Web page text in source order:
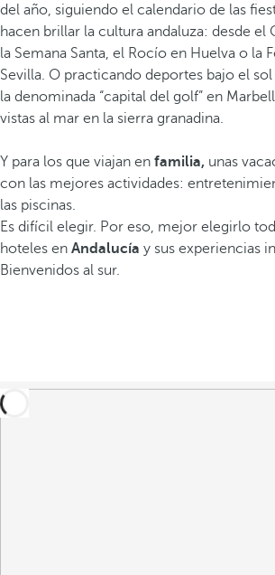
del año, siguiendo el calendario de las
hacen brillar la cultura andaluza: desde el
la Semana Santa, el Rocío en Huelva o la
Sevilla. O practicando deportes bajo el sol
la denominada “capital del golf” en
vistas al mar en la sierra granadina.
Y para los que viajan en familia, unas
con las mejores actividades:
las piscinas.
Es difícil elegir. Por eso, mejor elegirlo
hoteles en Andalucía y sus experiencias
Bienvenidos al sur.